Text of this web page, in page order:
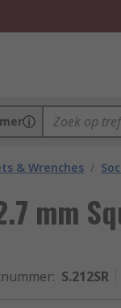
& Wrenches /
mm
: S.212SR